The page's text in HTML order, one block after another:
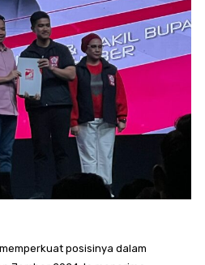
posisinya dalam